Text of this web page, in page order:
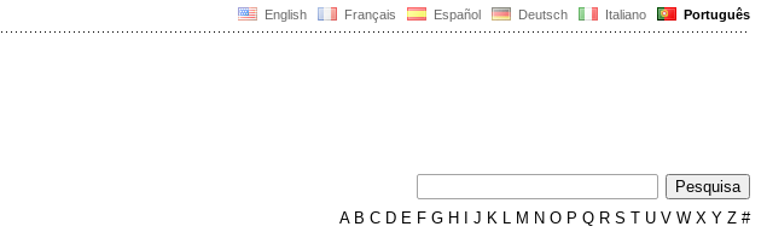
English Français Español Deutsch Italiano Português
AB C D E F G H J K L M N O P Q R S T U V W X Y Z #